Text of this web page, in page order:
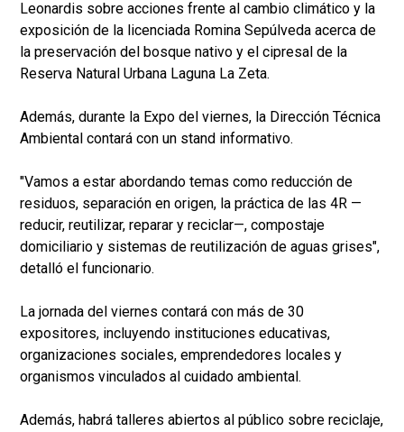
Leonardis sobre acciones frente al cambio climático y la
exposición de la licenciada Romina Sepúlveda acerca de
la preservación del bosque nativo y el cipresal de la
Reserva Natural Urbana Laguna La Zeta.
Además, durante la Expo del viernes, la Dirección Técnica
Ambiental contará con un stand informativo.
"Vamos a estar abordando temas como reducción de
residuos, separación en origen, la práctica de las 4R —
reducir, reutilizar, reparar y reciclar—, compostaje
domiciliario y sistemas de reutilización de aguas grises",
detalló el funcionario.
La jornada del viernes contará con más de 30
expositores, incluyendo instituciones educativas,
organizaciones sociales, emprendedores locales y
organismos vinculados al cuidado ambiental.
Además, habrá talleres abiertos al público sobre reciclaje,